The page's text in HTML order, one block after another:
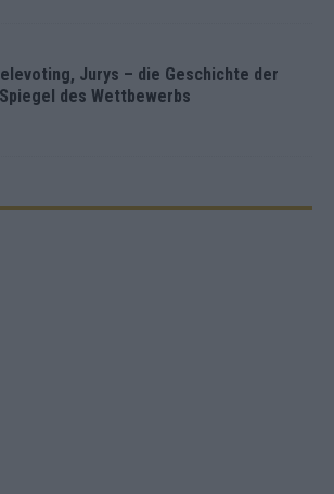
Jurys – die Geschichte der
des Wettbewerbs